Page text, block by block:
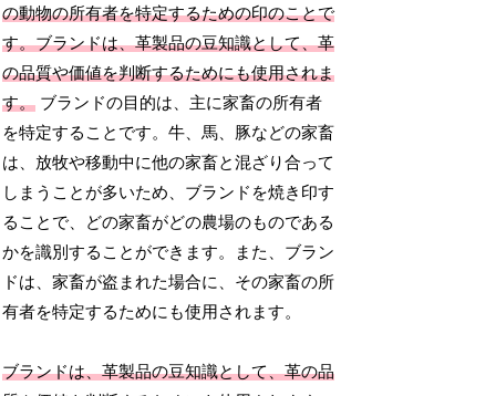
の動物の所有者を特定するための印のことで
す。ブランドは、革製品の豆知識として、革
の品質や価値を判断するためにも使用されま
す。 ブランドの目的は、主に家畜の所有者
を特定することです。牛、馬、豚などの家畜
は、放牧や移動中に他の家畜と混ざり合って
しまうことが多いため、ブランドを焼き印す
ることで、どの家畜がどの農場のものである
かを識別することができます。また、ブラン
ドは、家畜が盗まれた場合に、その家畜の所
有者を特定するためにも使用されます。
ブランドは、革製品の豆知識として、革の品